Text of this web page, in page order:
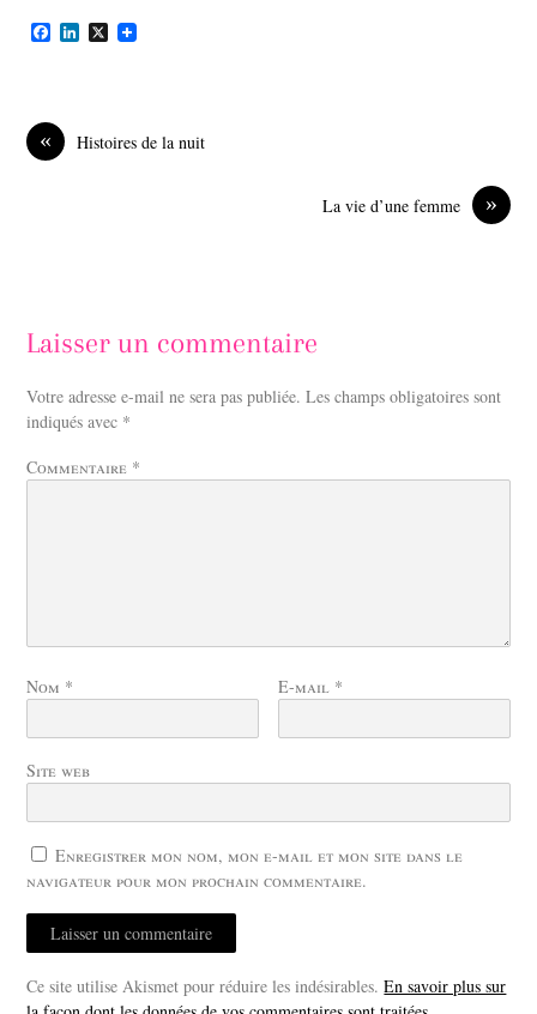
F
o
o
k
L
I
X
« Histoires de la nuit
»
La vie d’une femme
Laisser un commentaire
Votre adresse e-mail ne sera pas publiée. Les champs obligatoires sont
indiqués avec *
Commentaire *
Nom * E-mail *
Site web
Enregistrer mon nom, mon e-mail et mon site dans le
navigateur pour mon prochain commentaire.
Ce site utilise Akismet pour réduire les indésirables.En savoir plus sur